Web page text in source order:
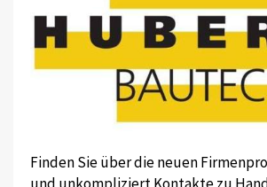
Finden Sie über die neuen
und unkompliziert Kontakte zu